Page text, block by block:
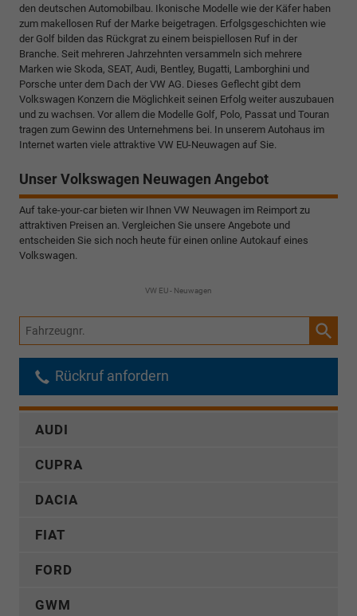
den deutschen Automobilbau. Ikonische Modelle wie der Käfer haben
zum makellosen Ruf der Marke beigetragen. Erfolgsgeschichten wie
der Golf bilden das Rückgrat zu einem beispiellosen Ruf in der
Branche. Seit mehreren Jahrzehnten versammeln sich mehrere
Marken wie Skoda, SEAT, Audi, Bentley, Bugatti, Lamborghini und
Porsche unter dem Dach der VW AG. Dieses Geflecht gibt dem
Volkswagen Konzern die Möglichkeit seinen Erfolg weiter auszubauen
und zu wachsen. Vor allem die Modelle Golf, Polo, Passat und Touran
tragen zum Gewinn des Unternehmens bei. In unserem Autohaus im
Internet warten viele attraktive VW EU-Neuwagen auf Sie.
Unser Volkswagen Neuwagen Angebot
Auf take-your-car bieten wir Ihnen VW Neuwagen im Reimport zu
attraktiven Preisen an. Vergleichen Sie unsere Angebote und
entscheiden Sie sich noch heute für einen online Autokauf eines
Volkswagen.
VW EU - Neuwagen
Fahrzeugnr.
Rückruf anfordern
AUDI
CUPRA
DACIA
FIAT
FORD
GWM